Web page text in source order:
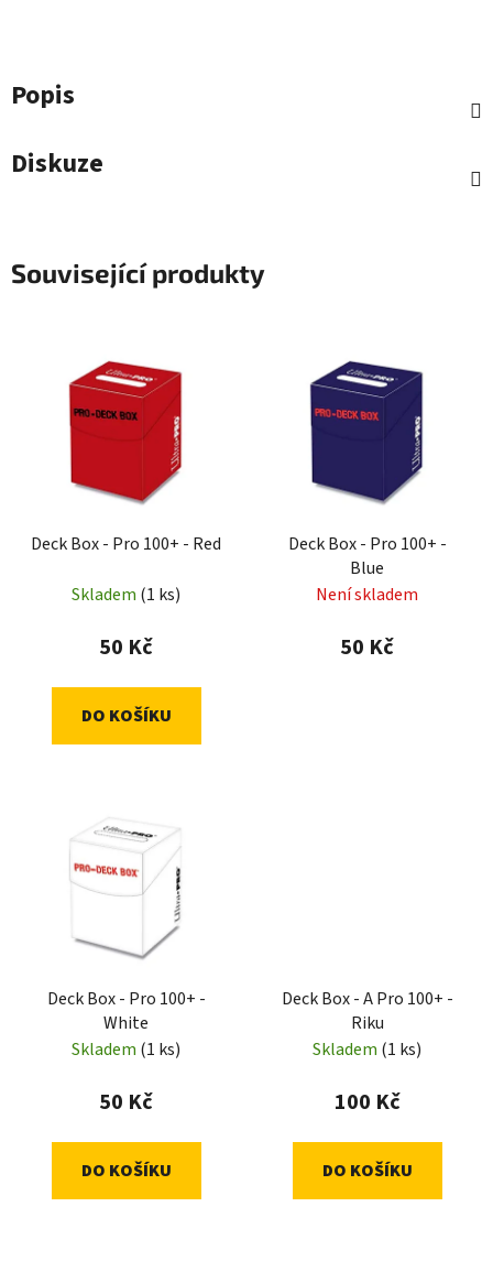
Popis
Diskuze
Související produkty
Deck Box - Pro 100+ - Red
Skladem (1 ks)
50 Kč
DO KOŠÍKU
Deck Box - Pro 100+ -
Blue
Není skladem
50 Kč
Deck Box - Pro 100+ -
White
Skladem (1 ks)
50 Kč
DO KOŠÍKU
Deck Box - A Pro 100+ -
Riku
Skladem (1 ks)
100 Kč
DO KOŠÍKU